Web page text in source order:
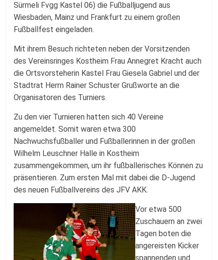
Sürmeli Fvgg Kastel 06) die Fußballjugend aus
Wiesbaden, Mainz und Frankfurt zu einem großen
Fußballfest eingeladen.
Mit ihrem Besuch richteten neben der Vorsitzenden
des Vereinsringes Kostheim Frau Annegret Kracht auch
die Ortsvorsteherin Kastel Frau Giesela Gabriel und der
Stadtrat Herrn Rainer Schuster Grußworte an die
Organisatoren des Turniers.
Zu den vier Turnieren hatten sich 40 Vereine
angemeldet. Somit waren etwa 300
Nachwuchsfußballer und Fußballerinnen in der großen
Wilhelm Leuschner Halle in Kostheim
zusammengekommen, um ihr fußballerisches Können zu
präsentieren. Zum ersten Mal mit dabei die D-Jugend
des neuen Fußballvereins des JFV AKK.
Vor etwa 500
Zuschauern an zwei
Tagen boten die
angereisten Kicker
spannenden und